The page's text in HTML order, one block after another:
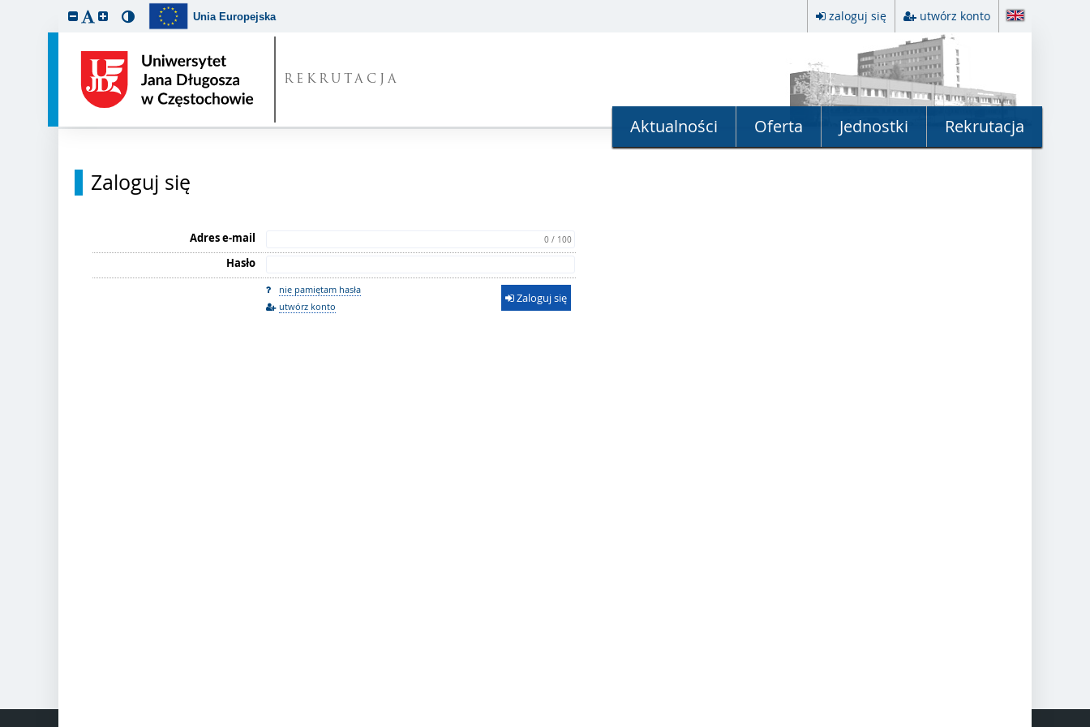
Unia Europejska zaloguj się utwórz konto
REKRUTACJA
Aktualności Oferta Jednostki Rekrutacja
Zaloguj się
Adres e-mail 0 / 100
Hasło
nie pamiętam hasła
utwórz konto
Zaloguj się